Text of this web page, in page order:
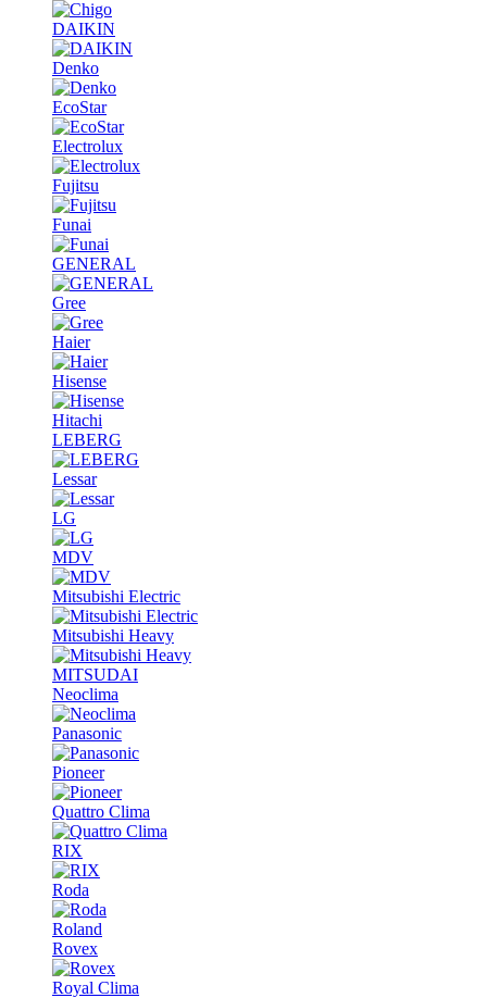
DAIKIN
Denko
EcoStar
Electrolux
Fujitsu
Funai
GENERAL
Gree
Haier
Hisense
Hitachi
LEBERG
Lessar
LG
MDV
Mitsubishi Electric
Mitsubishi Heavy
MITSUDAI
Neoclima
Panasonic
Pioneer
Quattro Clima
RIX
Roda
Roland
Rovex
Royal Clima